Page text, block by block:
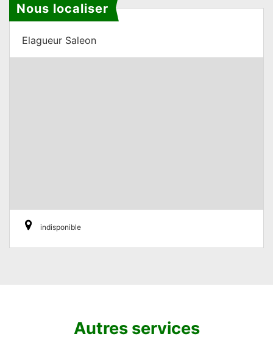
Nous localiser
Elagueur Saleon
indisponible
Autres services